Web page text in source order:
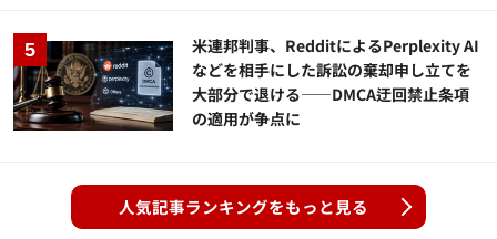
米連邦判事、RedditによるPerplexity AI
などを相手にした訴訟の棄却申し立てを
大部分で退ける——DMCA迂回禁止条項
の適用が争点に
人気記事ランキングをもっと見る